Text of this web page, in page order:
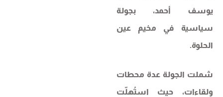
يوسف أحمد، بجولة
سياسية في مخيم عين
الحلوة.
شملت الجولة عدة محطات
ولقاءات، حيث استُهلّت